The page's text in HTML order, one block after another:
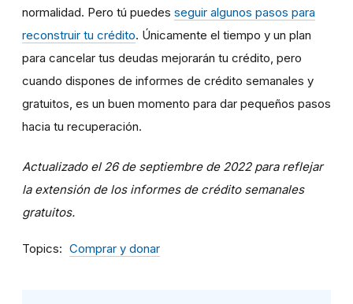
normalidad. Pero tú puedes seguir algunos pasos para
reconstruir tu crédito. Únicamente el tiempo y un plan
para cancelar tus deudas mejorarán tu crédito, pero
cuando dispones de informes de crédito semanales y
gratuitos, es un buen momento para dar pequeños pasos
hacia tu recuperación.
Actualizado el 26 de septiembre de 2022 para reflejar
la extensión de los informes de crédito semanales
gratuitos.
Topics Comprar y donar